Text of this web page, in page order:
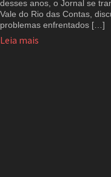
desses anos, o Jornal se
Vale do Rio das Contas,
problemas enfrentados […]
Leia mais